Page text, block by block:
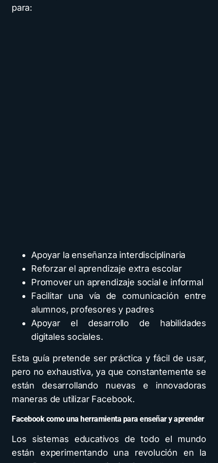
para:
Apoyar la enseñanza interdisciplinaria
Reforzar el aprendizaje extra escolar
Promover un aprendizaje social e informal
Facilitar una vía de comunicación entre
alumnos, profesores y padres
Apoyar el desarrollo de habilidades
digitales sociales.
Esta guía pretende ser práctica y fácil de usar,
pero no exhaustiva, ya que constantemente se
están desarrollando nuevas e innovadoras
maneras de utilizar Facebook.
Facebook como una herramienta para enseñar y aprender
Los sistemas educativos de todo el mundo
están experimentando una revolución en la